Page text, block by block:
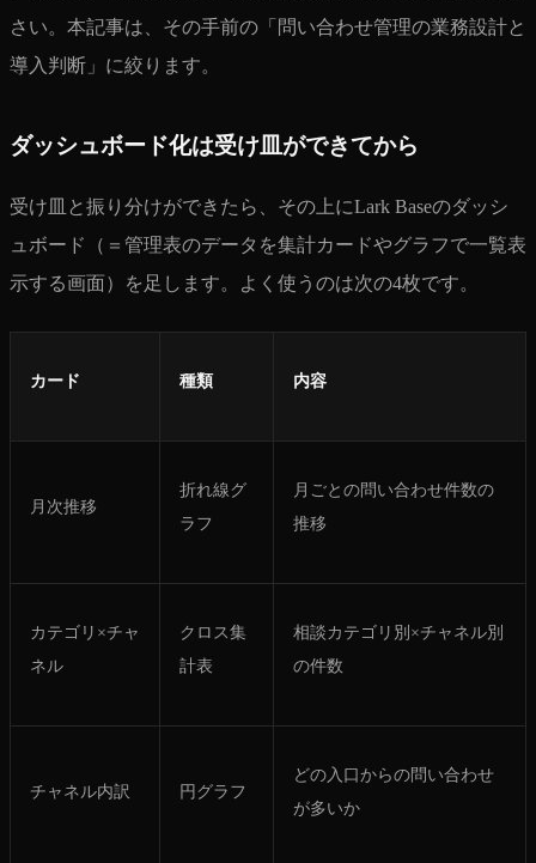
さい。本記事は、その手前の「問い合わせ管理の業務設計と
導入判断」に絞ります。
ダッシュボード化は受け皿ができてから
受け皿と振り分けができたら、その上にLark Baseのダッシ
ュボード（＝管理表のデータを集計カードやグラフで一覧表
示する画面）を足します。よく使うのは次の4枚です。
カード 種類 内容
月次推移
折れ線グ
ラフ
月ごとの問い合わせ件数の
推移
カテゴリ×チャ
ネル
クロス集
計表
相談カテゴリ別×チャネル別
の件数
チャネル内訳 円グラフ
どの入口からの問い合わせ
が多いか